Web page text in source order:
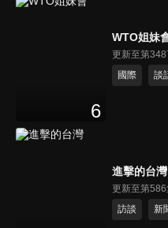
6
WTO姐妹
更新至第
國際
談
進擊的台灣
更新至第
訪談
新